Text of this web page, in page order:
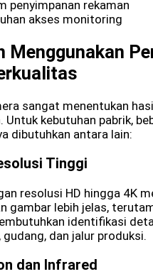
penyimpanan rekaman
akses monitoring
Menggunakan
sangat menentukan
Untuk kebutuhan pabrik,
dibutuhkan antara lain:
Tinggi
resolusi HD hingga 4K
gambar lebih jelas,
identifikasi
dan jalur produksi.
dan Infrared